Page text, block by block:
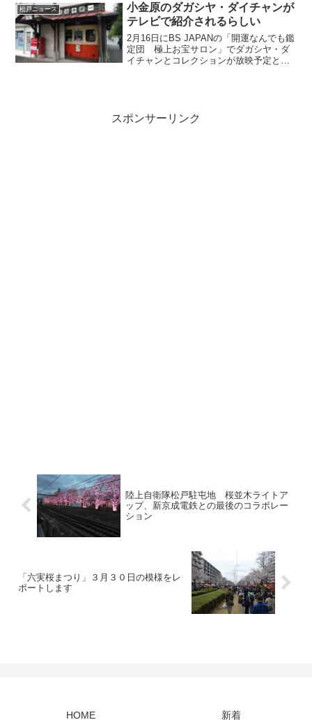
松戸ニュース
小金原のダガシヤ・ダイチャンが
テレビで紹介されるらしい
2月16日にBS JAPANの「開運なんでも鑑
定団 極上お宝サロン」でダガシヤ・ダ
イチャンとコレクションが放映予定と報
スポンサーリンク
陸上自衛隊松戸駐屯地 桜並木ライトア
ップ、新京成電鉄との最後のコラボレー
ション
「六実桜まつり」３月３０日の模様をレ
ポートします
HOME 新着